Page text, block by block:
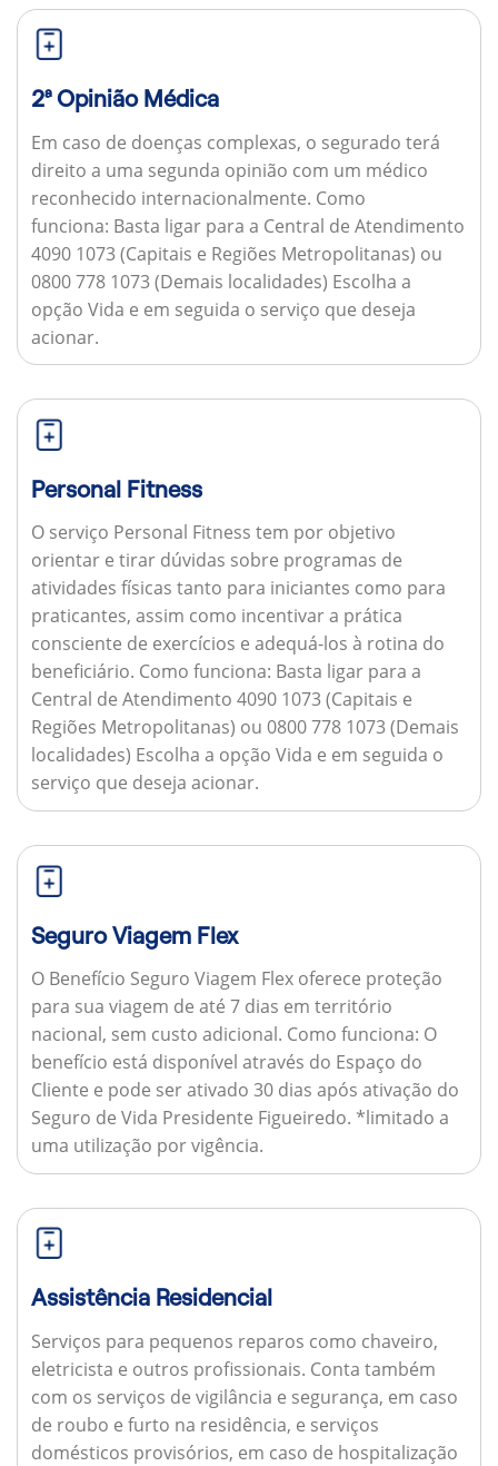
2ª Opinião Médica
Em caso de doenças complexas, o segurado terá
direito a uma segunda opinião com um médico
reconhecido internacionalmente. Como
funciona: Basta ligar para a Central de Atendimento
4090 1073 (Capitais e Regiões Metropolitanas) ou
0800 778 1073 (Demais localidades) Escolha a
opção Vida e em seguida o serviço que deseja
acionar.
Personal Fitness
O serviço Personal Fitness tem por objetivo
orientar e tirar dúvidas sobre programas de
atividades físicas tanto para iniciantes como para
praticantes, assim como incentivar a prática
consciente de exercícios e adequá-los à rotina do
beneficiário. Como funciona: Basta ligar para a
Central de Atendimento 4090 1073 (Capitais e
Regiões Metropolitanas) ou 0800 778 1073 (Demais
localidades) Escolha a opção Vida e em seguida o
serviço que deseja acionar.
Seguro Viagem Flex
O Benefício Seguro Viagem Flex oferece proteção
para sua viagem de até 7 dias em território
nacional, sem custo adicional. Como funciona: O
benefício está disponível através do Espaço do
Cliente e pode ser ativado 30 dias após ativação do
Seguro de Vida Presidente Figueiredo. *limitado a
uma utilização por vigência.
Assistência Residencial
Serviços para pequenos reparos como chaveiro,
eletricista e outros profissionais. Conta também
com os serviços de vigilância e segurança, em caso
de roubo e furto na residência, e serviços
domésticos provisórios, em caso de hospitalização